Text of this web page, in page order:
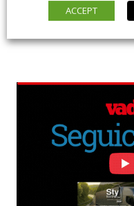
ACCEPT